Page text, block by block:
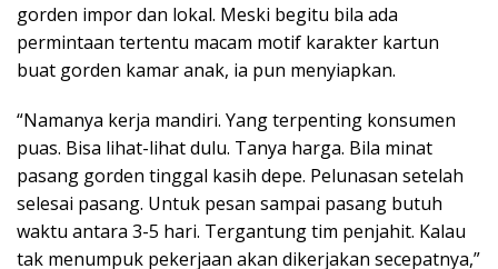
gorden impor dan lokal. Meski begitu bila ada
permintaan tertentu macam motif karakter kartun
buat gorden kamar anak, ia pun menyiapkan.
“Namanya kerja mandiri. Yang terpenting konsumen
puas. Bisa lihat-lihat dulu. Tanya harga. Bila minat
pasang gorden tinggal kasih depe. Pelunasan setelah
selesai pasang. Untuk pesan sampai pasang butuh
waktu antara 3-5 hari. Tergantung tim penjahit. Kalau
tak menumpuk pekerjaan akan dikerjakan secepatnya,”